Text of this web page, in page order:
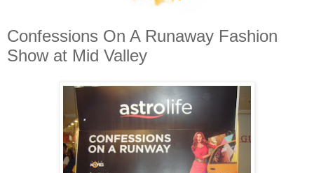
Confessions On A Runaway Fashion
Show at Mid Valley